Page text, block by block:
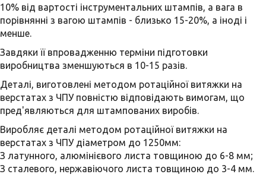
10% від вартості інструментальних штампів, а вага в
порівнянні з вагою штампів - близько 15-20%, а іноді і
менше.
Завдяки її впровадженню терміни підготовки
виробництва зменшуються в 10-15 разів.
Деталі, виготовлені методом ротаційної витяжки на
верстатах з ЧПУ повністю відповідають вимогам, що
пред'являються для штампованих виробів.
Виробляє деталі методом ротаційної витяжки на
верстатах з ЧПУ діаметром до 1250мм:
З латунного, алюмінієвого листа товщиною до 6-8 мм;
З сталевого, нержавіючого листа товщиною до 3-4 мм.